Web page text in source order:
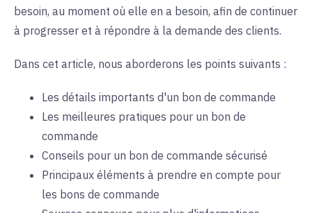
besoin, au moment où elle en a besoin, afin de continuer
à progresser et à répondre à la demande des clients.
Dans cet article, nous aborderons les points suivants :
Les détails importants d'un bon de commande
Les meilleures pratiques pour un bon de
commande
Conseils pour un bon de commande sécurisé
Principaux éléments à prendre en compte pour
les bons de commande